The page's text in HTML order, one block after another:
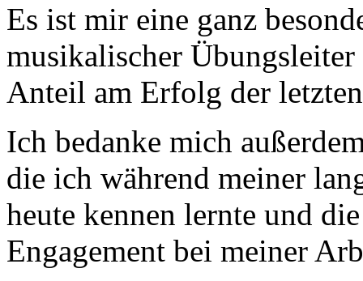
Es ist mir eine ganz
musikalischer
Anteil am Erfolg der
Ich bedanke mich
die ich während meiner
heute kennen lernte und
Engagement bei meiner